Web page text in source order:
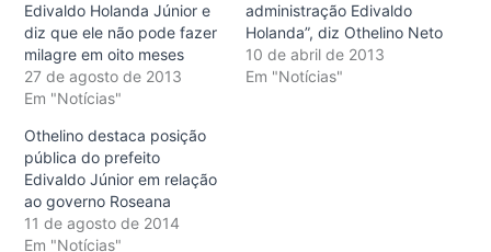
Edivaldo Holanda Júnior e
diz que ele não pode fazer
milagre em oito meses
27 de agosto de 2013
Em "Notícias"
administração Edivaldo
Holanda”, diz Othelino Neto
10 de abril de 2013
Em "Notícias"
Othelino destaca posição
pública do prefeito
Edivaldo Júnior em relação
ao governo Roseana
11 de agosto de 2014
Em "Notícias"